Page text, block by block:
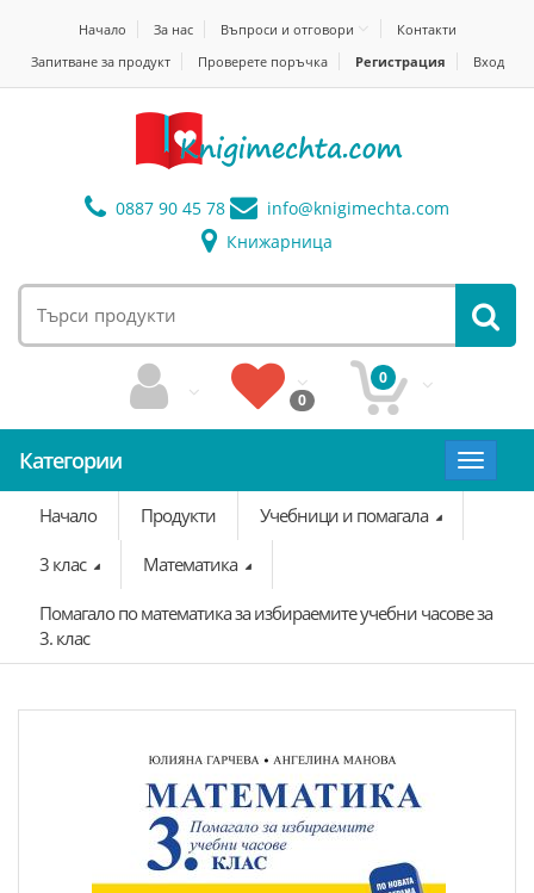
Начало За нас Въпроси и отговори
Контакти
Запитване за продукт
Проверете поръчка Регистрация Вход
0887 90 45 78 info@knigimechta.com
Книжарница
0
0
Категории
Toggle
Начало
Продукти Учебници и помагала
3 клас Математика
Помагало по математика за избираемите учебни часове за
3. клас